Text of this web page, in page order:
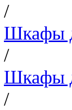
/
Шкафы
/
Шкафы
/